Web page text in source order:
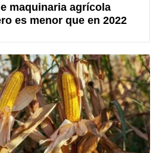
maquinaria agrícola
es menor que en 2022